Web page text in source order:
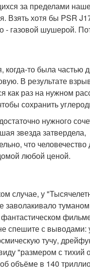
за пределами
Взять хотя бы PSR
- газовой шушерой.
то была частью
В результате
как раз на нужном
сохранить
нужного
звезда затвердела,
что человечество
любой ценой.
случае, у
туманом
фантастическом
спешите с выводами:
тучу,
"размером с тихий
объёме в 140